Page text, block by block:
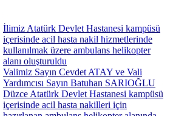
İlimiz Atatürk Devlet Hastanesi kampüsü
içerisinde acil hasta nakil hizmetlerinde
kullanılmak üzere ambulans helikopter
alanı oluşturuldu
Valimiz Sayın Cevdet ATAY ve Vali
Yardımcısı Sayın Batuhan SARIOĞLU
Düzce Atatürk Devlet Hastanesi kampüsü
içerisinde acil hasta nakilleri için